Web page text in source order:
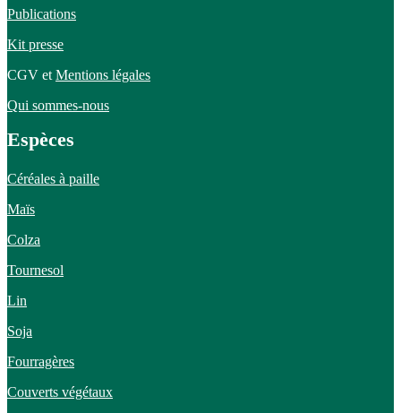
Publications
Kit presse
CGV et Mentions légales
Qui sommes-nous
Espèces
Céréales à paille
Maïs
Colza
Tournesol
Lin
Soja
Fourragères
Couverts végétaux